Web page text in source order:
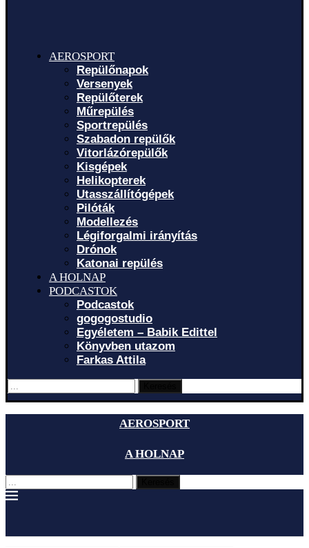
AEROSPORT
Repülőnapok
Versenyek
Repülőterek
Műrepülés
Sportrepülés
Szabadon repülők
Vitorlázórepülők
Kisgépek
Helikopterek
Utasszállítógépek
Pilóták
Modellezés
Légiforgalmi irányítás
Drónok
Katonai repülés
A HOLNAP
PODCASTOK
Podcastok
gogogostudio
Egyéletem – Babik Edittel
Könyvben utazom
Farkas Attila
AEROSPORT
A HOLNAP